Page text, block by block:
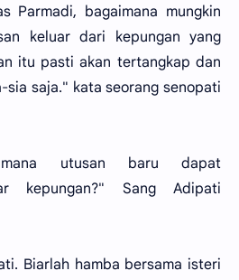
Parmadi, bagaimana mungkin
keluar dari kepungan yang
itu pasti akan tertangkap dan
sia saja." kata seorang senopati
utusan baru dapat
kepungan?" Sang Adipati
Biarlah hamba bersama isteri